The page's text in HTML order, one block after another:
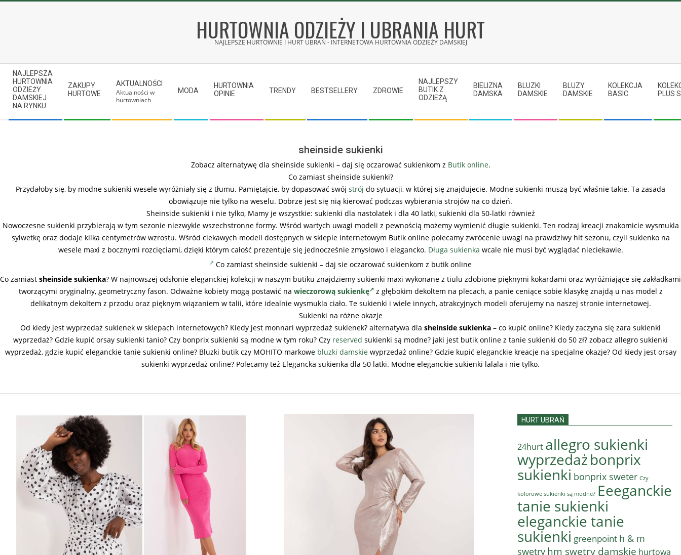
HURTOWNIA ODZIEŻY I UBRANIA HURT
NAJLEPSZE HURTOWNIE I HURT UBRAŃ - INTERNETOWA HURTOWNIA ODZIEŻY DAMSKIEJ
Secondary
Navigation
Menu
NAJLEPSZA
HURTOWNIA
ODZIEŻY
DAMSKIEJ
NA RYNKU
ZAKUPY
HURTOWE
AKTUALNOŚCI
Aktualności w
hurtowniach
MODA
HURTOWNIA
OPINIE
TRENDY BESTSELLERY ZDROWIE
NAJLEPSZY
BUTIK Z
ODZIEŻĄ
BIELIZNA
DAMSKA
BLUZKI
DAMSKIE
BLUZY
DAMSKIE
KOLEKCJA
BASIC
PLUS
sheinside sukienki
Zobacz alternatywę dla sheinside sukienki – daj się oczarować sukienkom z Butik online.
Co zamiast sheinside sukienki?
Przydałoby się, by modne sukienki wesele wyróżniały się z tłumu. Pamiętajcie, by dopasować swój strój do sytuacji, w której się znajdujecie. Modne sukienki muszą być właśnie takie. Ta zasada
obowiązuje nie tylko na weselu. Dobrze jest się nią kierować podczas wybierania strojów na co dzień.
Sheinside sukienki i nie tylko, Mamy je wszystkie: sukienki dla nastolatek i dla 40 latki, sukienki dla 50-latki również
Nowoczesne sukienki przybierają w tym sezonie niezwykle wszechstronne formy. Wśród wartych uwagi modeli z pewnością możemy wymienić długie sukienki. Ten rodzaj kreacji znakomicie wysmukla
sylwetkę oraz dodaje kilka centymetrów wzrostu. Wśród ciekawych modeli dostępnych w sklepie internetowym Butik online polecamy zwrócenie uwagi na prawdziwy hit sezonu, czyli sukienko na
wesele maxi z bocznymi rozcięciami, dzięki którym całość prezentuje się jednocześnie zmysłowo i elegancko. Długa sukienka wcale nie musi być wyglądać nieciekawie.
Co zamiast sheinside sukienki – daj sie oczarować sukienkom z butik online
Co zamiast sheinside sukienka? W najnowszej odsłonie eleganckiej kolekcji w naszym butiku znajdziemy sukienki maxi wykonane z tiulu zdobione pięknymi kokardami oraz wyróżniające się zakładkami
tworzącymi oryginalny, geometryczny fason. Odważne kobiety mogą postawić na wieczorową sukienkę z głębokim dekoltem na plecach, a panie ceniące sobie klasykę znajdą u nas model z
delikatnym dekoltem z przodu oraz pięknym wiązaniem w talii, które idealnie wysmukla ciało. Te sukienki i wiele innych, atrakcyjnych modeli oferujemy na naszej stronie internetowej.
Sukienki na różne okazje
Od kiedy jest wyprzedaż sukienek w sklepach internetowych? Kiedy jest monnari wyprzedaż sukienek? alternatywa dla sheinside sukienka – co kupić online? Kiedy zaczyna się zara sukienki
wyprzedaż? Gdzie kupić orsay sukienki tanio? Czy bonprix sukienki są modne w tym roku? Czy reserved sukienki są modne? jaki jest butik online z tanie sukienki do 50 zł? zobacz allegro sukienki
wyprzedaż, gdzie kupić eleganckie tanie sukienki online? Bluzki butik czy MOHITO markowe bluzki damskiewyprzedaż online? Gdzie kupić eleganckie kreacje na specjalne okazje? Od kiedy jest orsay
sukienki wyprzedaż online? Polecamy też Elegancka sukienka dla 50 latki. Modne eleganckie sukienki lalala i nie tylko.
HURT UBRAŃ
24hurt allegro sukienki
wyprzedażbonprix
sukienki bonprix sweter Czy
kolorowe sukienki są modne? Eeeganckie
tanie sukienki
eleganckie tanie
sukienki greenpoint h & m
swetry hm swetry damskie hurtowa